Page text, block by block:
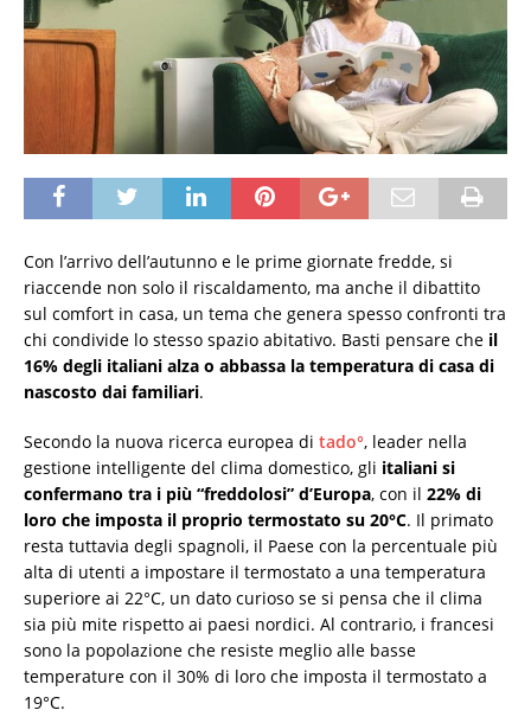
Con l’arrivo dell’autunno e le prime giornate fredde, si
riaccende non solo il riscaldamento, ma anche il dibattito
sul comfort in casa, un tema che genera spesso confronti tra
chi condivide lo stesso spazio abitativo. Basti pensare che il
16% degli italiani alza o abbassa la temperatura di casa di
nascosto dai familiari.
Secondo la nuova ricerca europea di tado°, leader nella
gestione intelligente del clima domestico, gli italiani si
confermano tra i più “freddolosi” d’Europa, con il 22% di
loro che imposta il proprio termostato su 20°C. Il primato
resta tuttavia degli spagnoli, il Paese con la percentuale più
alta di utenti a impostare il termostato a una temperatura
superiore ai 22°C, un dato curioso se si pensa che il clima
sia più mite rispetto ai paesi nordici. Al contrario, i francesi
sono la popolazione che resiste meglio alle basse
temperature con il 30% di loro che imposta il termostato a
19°C.